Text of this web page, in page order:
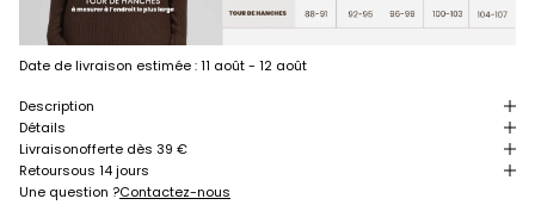
Date de livraison estimée :11 août - 12 août
Description
Détails
Livraisonofferte dès 39 €
Retoursous 14 jours
Une question ?Contactez-nous